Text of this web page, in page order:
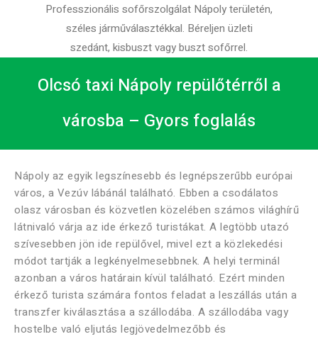
Professzionális sofőrszolgálat Nápoly területén,
széles járműválasztékkal. Béreljen üzleti
szedánt, kisbuszt vagy buszt sofőrrel.
Olcsó taxi Nápoly repülőtérről a
városba – Gyors foglalás
Nápoly az egyik legszínesebb és legnépszerűbb európai
város, a Vezúv lábánál található. Ebben a csodálatos
olasz városban és közvetlen közelében számos világhírű
látnivaló várja az ide érkező turistákat. A legtöbb utazó
szívesebben jön ide repülővel, mivel ezt a közlekedési
módot tartják a legkényelmesebbnek. A helyi terminál
azonban a város határain kívül található. Ezért minden
érkező turista számára fontos feladat a leszállás után a
transzfer kiválasztása a szállodába. A szállodába vagy
hostelbe való eljutás legjövedelmezőbb és